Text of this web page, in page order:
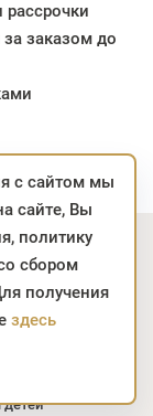
рассрочки
заказом до
с сайтом мы
сайте, Вы
политику
сбором
получения
здесь